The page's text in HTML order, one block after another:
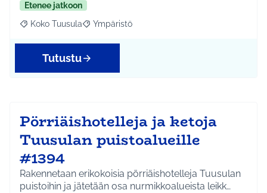
Etenee jatkoon
Rajaa tulokset aihepiirin mukaan: Koko Tuusula
Koko Tuusula Rajaa tulokset teeman mukaan: Ympäristö
Ympäristö
Tutustu
Pörriäishotelleja ja ketoja
Tuusulan puistoalueille
#1394
Rakennetaan erikokoisia pörriäishotelleja Tuusulan
puistoihin ja jätetään osa nurmikkoalueista leikk…